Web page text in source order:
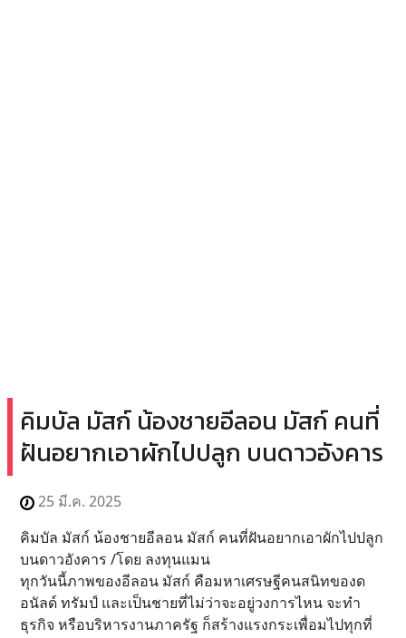
คิมบัล มัสก์ น้องชายอีลอน มัสก์ คนที่
ฝันอยากเอาผักไปปลูก บนดาวอังคาร
25 มี.ค. 2025
คิมบัล มัสก์ น้องชายอีลอน มัสก์ คนที่ฝันอยากเอาผักไปปลูก
บนดาวอังคาร /โดย ลงทุนแมน
ทุกวันนี้ภาพของอีลอน มัสก์ คือมหาเศรษฐีคนสนิทของด
อนัลด์ ทรัมป์ และเป็นชายที่ไม่ว่าจะอยู่วงการไหน จะทำ
ธุรกิจ หรือบริหารงานภาครัฐ ก็สร้างแรงกระเพื่อมไปทุกที่